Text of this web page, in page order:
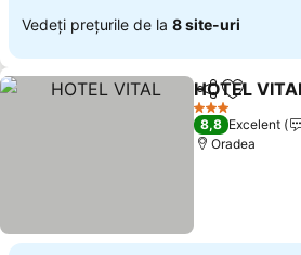
Vedeți prețurile de la 8 site-uri
Distribuiți
HOTEL
3 Stele
8,8 Excelent
Oradea